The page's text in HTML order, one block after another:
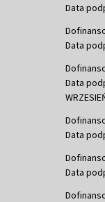
Data
Data
Data
Data
Data